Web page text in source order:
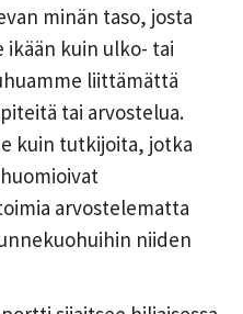
minän taso, josta
ikään kuin ulko- tai
liittämättä
tai arvostelua.
kuin tutkijoita, jotka
arvostelematta
niiden